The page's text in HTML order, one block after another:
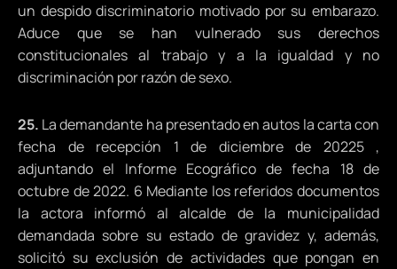
un despido discriminatorio motivado por su embarazo.
Aduce que se han vulnerado sus derechos
constitucionales al trabajo y a la igualdad y no
discriminación por razón de sexo.
25. La demandante ha presentado en autos la carta con
fecha de recepción 1 de diciembre de 20225 ,
adjuntando el Informe Ecográfico de fecha 18 de
octubre de 2022. 6 Mediante los referidos documentos
la actora informó al alcalde de la municipalidad
demandada sobre su estado de gravidez y, además,
solicitó su exclusión de actividades que pongan en